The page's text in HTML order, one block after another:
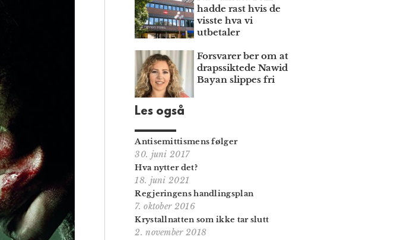
hadde rast hvis de
visste hva vi
utbetaler
Forsvarer ber om at
draps­siktede Nawid
Bayan slippes fri
Les også
Antisemittismens følger
30. juni 2017
Hva nytter det?
18. juni 2021
Regjeringens handlingsplan
7. oktober 2016
Krystallnatten som ikke tar slutt
2. november 2018